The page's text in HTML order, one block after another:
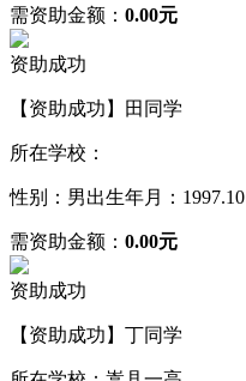
需资助金额： 0.00元
资助成功
【资助成功】田同学
所在学校：
性别：男出生年月：1997.10
需资助金额： 0.00元
资助成功
【资助成功】丁同学